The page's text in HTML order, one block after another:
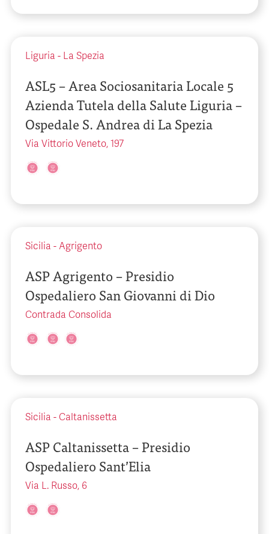
Liguria - La Spezia
ASL5 – Area Sociosanitaria Locale 5
Azienda Tutela della Salute Liguria –
Ospedale S. Andrea di La Spezia
Via Vittorio Veneto, 197
Sicilia - Agrigento
ASP Agrigento – Presidio
Ospedaliero San Giovanni di Dio
Contrada Consolida
Sicilia - Caltanissetta
ASP Caltanissetta – Presidio
Ospedaliero Sant’Elia
Via L. Russo, 6